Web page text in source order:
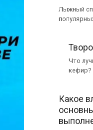
Лыжный
Что
кефир?
Какое